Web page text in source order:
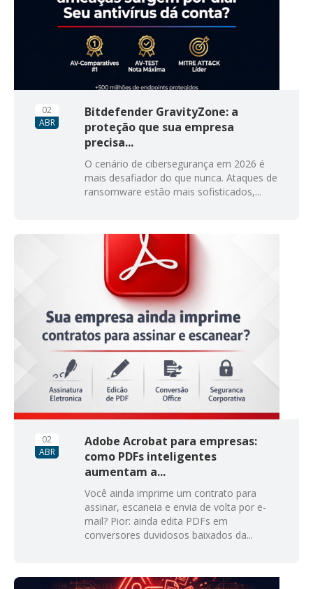
02
ABR
Bitdefender GravityZone: a
proteção que sua empresa
precisa...
O cenário de cibersegurança em 2026 é
mais desafiador do que nunca. Ataques de
ransomware estão mais sofisticados,...
02
ABR
Adobe Acrobat para empresas:
como PDFs inteligentes
aumentam a...
Você ainda imprime um contrato para
assinar, escaneia e envia de volta por e-
mail? Pior: ainda edita PDFs em
conversores duvidosos baixados da...